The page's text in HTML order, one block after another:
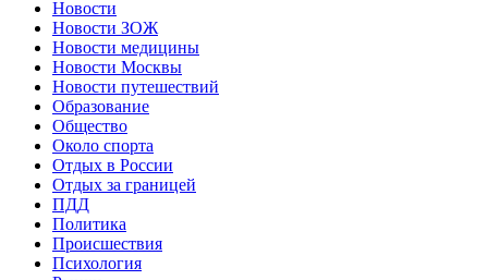
Новости
Новости ЗОЖ
Новости медицины
Новости Москвы
Новости путешествий
Образование
Общество
Около спорта
Отдых в России
Отдых за границей
ПДД
Политика
Происшествия
Психология